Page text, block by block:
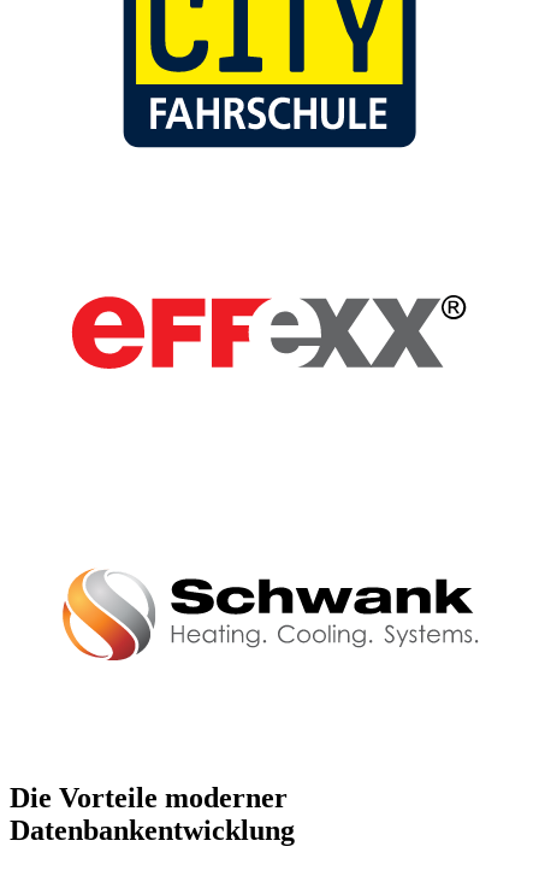
Die Vorteile moderner
Datenbankentwicklung